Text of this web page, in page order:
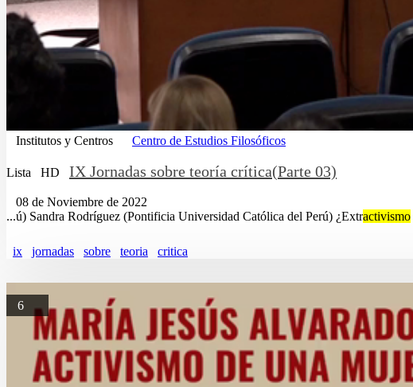
Institutos y Centros Centro de Estudios Filosóficos
Lista HD IX Jornadas sobre teoría crítica(Parte 03)
08 de Noviembre de 2022
...ú) Sandra Rodríguez (Pontificia Universidad Católica del Perú) ¿Extractivismo
ix jornadas sobre teoria critica
6